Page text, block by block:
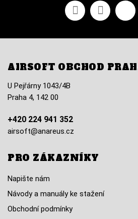
FacebookYouTubeVimeo
AIRSOFT OBCHOD
U Pejřárny 1043/4B
Praha 4, 142 00
+420 224 941 352
airsoft@anareus.cz
PRO ZÁKAZNÍKY
Napište nám
Návody a manuály ke stažení
Obchodní podmínky